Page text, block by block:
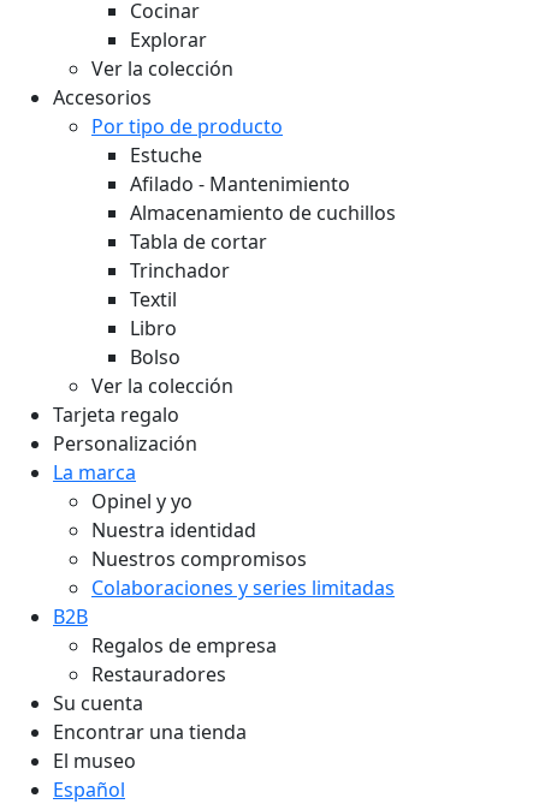
Cocinar
Explorar
Ver la colección
Accesorios
Por tipo de producto
Estuche
Afilado - Mantenimiento
Almacenamiento de cuchillos
Tabla de cortar
Trinchador
Textil
Libro
Bolso
Ver la colección
Tarjeta regalo
Personalización
La marca
Opinel y yo
Nuestra identidad
Nuestros compromisos
Colaboraciones y series limitadas
B2B
Regalos de empresa
Restauradores
Su cuenta
Encontrar una tienda
El museo
Español